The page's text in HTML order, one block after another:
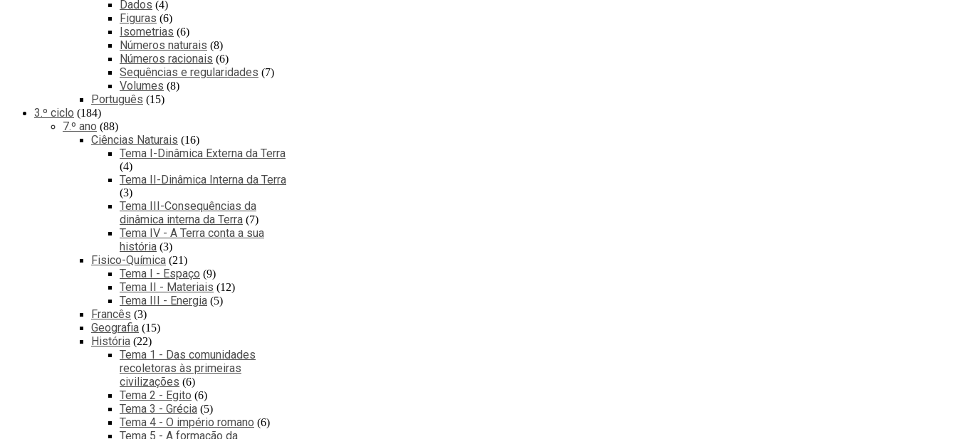
Dados 4
Figuras 6
Isometrias 6
Números naturais 8
Números racionais 6
Sequências e regularidades 7
Volumes 8
Português 15
3.º ciclo 184
7.º ano 88
Ciências Naturais 16
Tema I-Dinâmica Externa da Terra
4
Tema II-Dinâmica Interna da Terra
3
Tema III-Consequências da
dinâmica interna da Terra 7
Tema IV - A Terra conta a sua
história 3
Fisico-Química 21
Tema I - Espaço 9
Tema II - Materiais 12
Tema III - Energia 5
Francês 3
Geografia 15
História 22
Tema 1 - Das comunidades
recoletoras às primeiras
civilizações 6
Tema 2 - Egito 6
Tema 3 - Grécia 5
Tema 4 - O império romano 6
Tema 5 - A formação da